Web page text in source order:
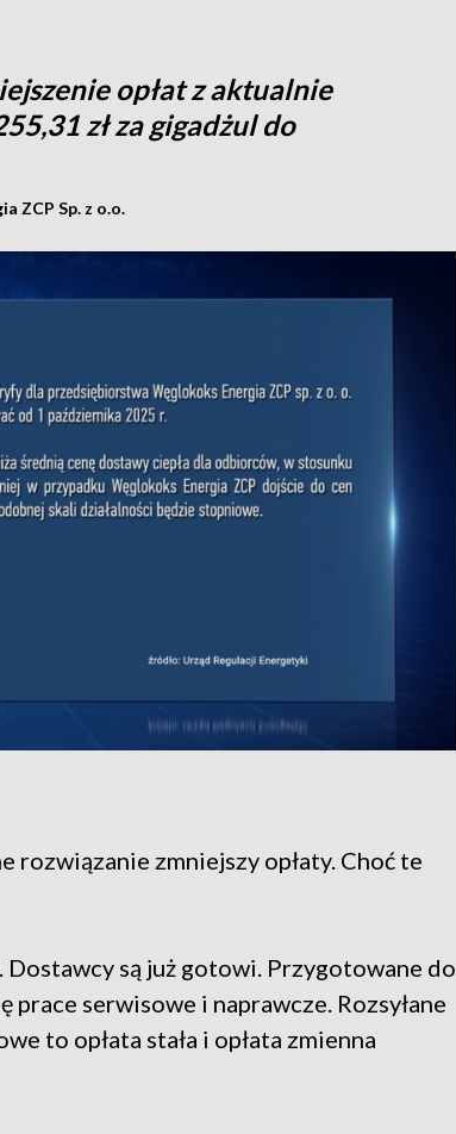
opłat z aktualnie
zł za gigadżul do
ZCP Sp. z o.o.
rozwiązanie zmniejszy opłaty. Choć te
są już gotowi. Przygotowane do
prace serwisowe i naprawcze. Rozsyłane
to opłata stała i opłata zmienna